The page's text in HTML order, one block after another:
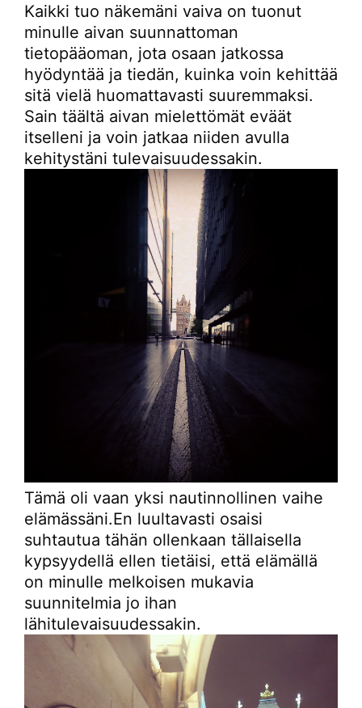
Kaikki tuo näkemäni vaiva on tuonut
minulle aivan suunnattoman
tietopääoman, jota osaan jatkossa
hyödyntää ja tiedän, kuinka voin kehittää
sitä vielä huomattavasti suuremmaksi.
Sain täältä aivan mielettömät eväät
itselleni ja voin jatkaa niiden avulla
kehitystäni tulevaisuudessakin.
Tämä oli vaan yksi nautinnollinen vaihe
elämässäni.En luultavasti osaisi
suhtautua tähän ollenkaan tällaisella
kypsyydellä ellen tietäisi, että elämällä
on minulle melkoisen mukavia
suunnitelmia jo ihan
lähitulevaisuudessakin.